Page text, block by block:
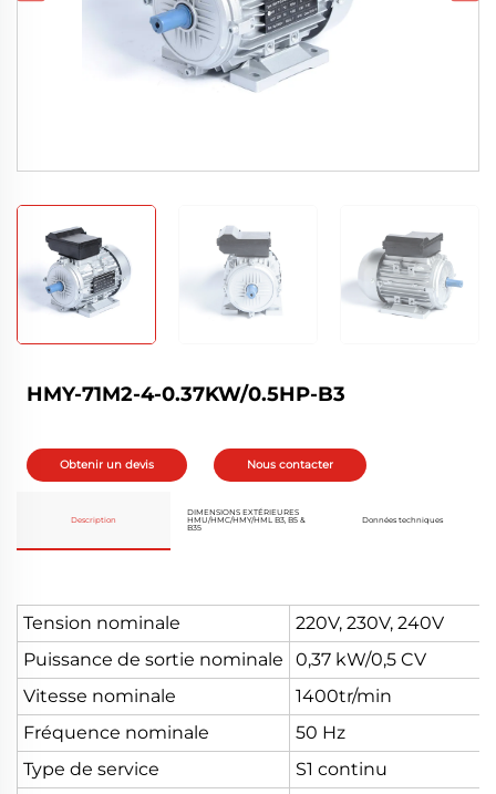
HMY-71M2-4-0.37KW/0.5HP-B3
Obtenir un devis Nous contacter
Description
DIMENSIONS EXTÉRIEURES
HMU/HMC/HMY/HML B3, B5 &
B35
Données techniques
Tension nominale
220V, 230V, 240V
Puissance de sortie nominale
0,37 kW/0,5 CV
Vitesse nominale
1400tr/min
Fréquence nominale
50 Hz
Type de service
S1 continu